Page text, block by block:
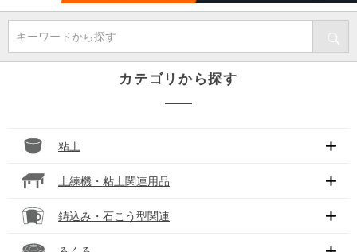
キーワードから探す
カテゴリから探す
粘土
土練機・粘土関連用品
鋳込み・石こう型関連